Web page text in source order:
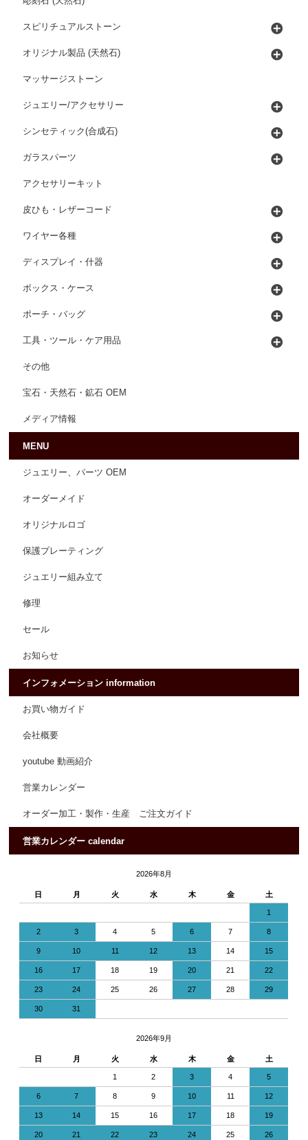
スピリチュアルストーン
オリジナル製品 (天然石)
マッサージストーン
ジュエリー/アクセサリー
シンセティック(合成石)
ガラスパーツ
アクセサリーキット
皮ひも・レザーコード
ワイヤー各種
ディスプレイ・什器
ボックス・ケース
ポーチ・バッグ
工具・ツール・ケア用品
その他
宝石・天然石・鉱石 OEM
メディア情報
MENU
ジュエリー、パーツ OEM
オーダーメイド
オリジナルロゴ
保護プレーティング
ジュエリー組み立て
修理
セール
お知らせ
インフォメーション information
お買い物ガイド
会社概要
youtube 動画紹介
営業カレンダー
オーダー加工・製作・生産 ご注文ガイド
営業カレンダー calendar
2026年8月
日 月 火 水 木 金 土
1
2 3 4 5 6 7 8
9 10 11 12 13 14 15
16 17 18 19 20 21 22
23 24 25 26 27 28 29
30 31
2026年9月
日 月 火 水 木 金 土
1 2 3 4 5
6 7 8 9 10 11 12
13 14 15 16 17 18 19
20 21 22 23 24 25 26